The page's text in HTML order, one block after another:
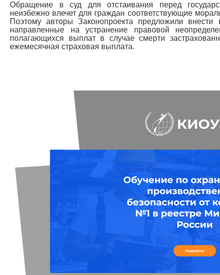
Обращение в суд для отстаивания перед
неизбежно влечет для граждан соответствующие
Поэтому авторы Законопроекта предложили
направленные на устранение правовой
полагающихся выплат в случае смерти
ежемесячная страховая выплата.